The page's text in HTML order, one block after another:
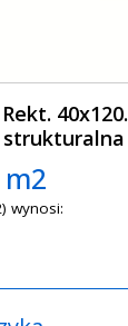
40x120.
strukturalna
wynosi: